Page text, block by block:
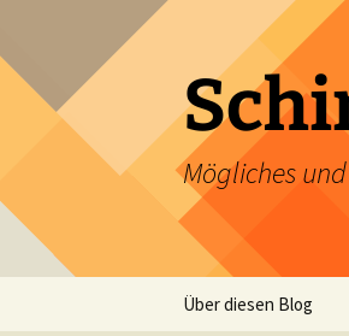
springen
Mögliches
Über diesen Blog